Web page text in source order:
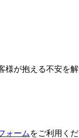
が抱える不安を解
ォーム をご利用くだ